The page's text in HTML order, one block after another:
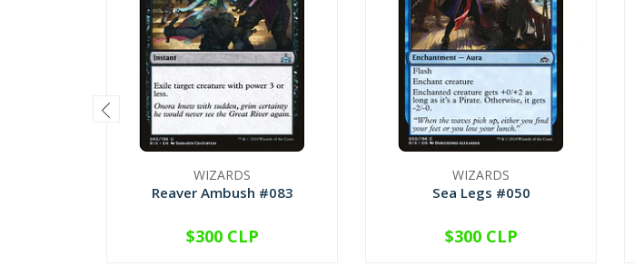
WIZARDS
Reaver Ambush #083
VER OPCIONES
$300 CLP
WIZARDS
Sea Legs #050
VER OPCIONES
$300 CLP